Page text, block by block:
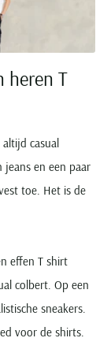
heren T
casual
en een paar
toe. Het is de
effen T shirt
colbert. Op een
sneakers.
voor de shirts.